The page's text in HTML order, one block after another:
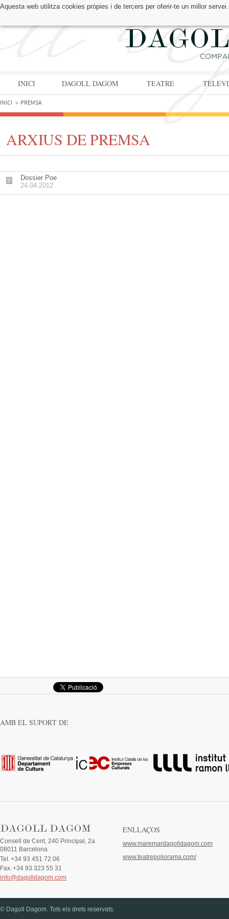
Aquesta web utilitza cookies pròpies i de tercers per oferir-te un millor
TROBA'NS A:
INICI DAGOLL DAGOM TEATRE
INICI PREMSA
ARXIUS DE PREMSA
Dossier Poe
24·04·2012
AMB EL SUPORT DE
Consell de Cent, 240 Principal, 2a
08011 Barcelona
Tel. +34 93 451 72 06
Fax. +34 93 323 55 31
info@dagolldagom.com
ENLLAÇOS
www.maremardagolldagom.com
www.teatrepoliorama.com/
© Dagoll Dagom. Tots els drets reservats.